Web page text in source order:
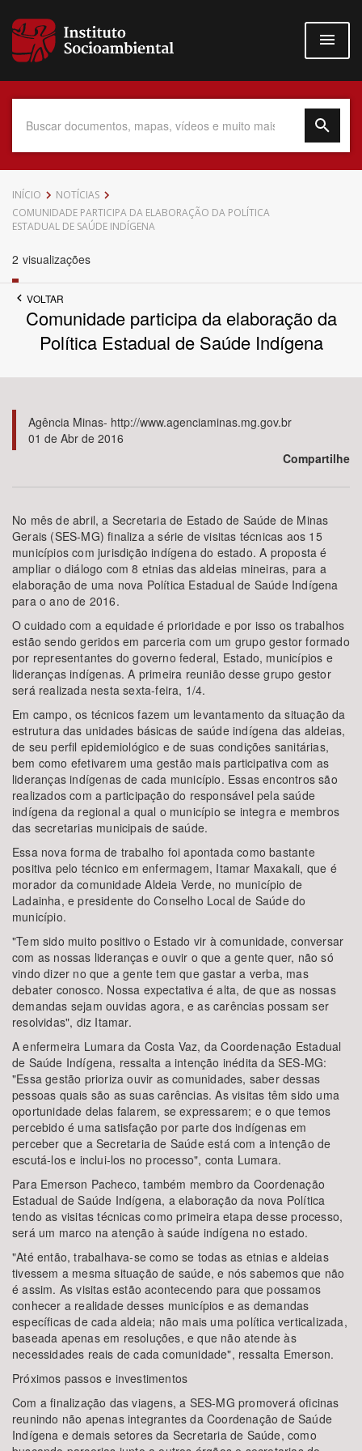
para
conteúdo
Data do Documento
Tema
Subtema
Área de Levantamento
Área Protegida
BUSCAR
INÍCIO
NOTÍCIAS
COMUNIDADE PARTICIPA DA ELABORAÇÃO DA POLÍTICA
ESTADUAL DE SAÚDE INDÍGENA
2 visualizações
VOLTAR
Comunidade participa da elaboração da
Política Estadual de Saúde Indígena
Agência Minas- http://www.agenciaminas.mg.gov.br
01 de Abr de 2016
Compartilhe
No mês de abril, a Secretaria de Estado de Saúde de Minas
Gerais (SES-MG) finaliza a série de visitas técnicas aos 15
municípios com jurisdição indígena do estado. A proposta é
ampliar o diálogo com 8 etnias das aldeias mineiras, para a
elaboração de uma nova Política Estadual de Saúde Indígena
para o ano de 2016.
O cuidado com a equidade é prioridade e por isso os trabalhos
estão sendo geridos em parceria com um grupo gestor formado
por representantes do governo federal, Estado, municípios e
lideranças indígenas. A primeira reunião desse grupo gestor
será realizada nesta sexta-feira, 1/4.
Em campo, os técnicos fazem um levantamento da situação da
estrutura das unidades básicas de saúde indígena das aldeias,
de seu perfil epidemiológico e de suas condições sanitárias,
bem como efetivarem uma gestão mais participativa com as
lideranças indígenas de cada município. Essas encontros são
realizados com a participação do responsável pela saúde
indígena da regional a qual o município se integra e membros
das secretarias municipais de saúde.
Essa nova forma de trabalho foi apontada como bastante
positiva pelo técnico em enfermagem, Itamar Maxakali, que é
morador da comunidade Aldeia Verde, no município de
Ladainha, e presidente do Conselho Local de Saúde do
município.
"Tem sido muito positivo o Estado vir à comunidade, conversar
com as nossas lideranças e ouvir o que a gente quer, não só
vindo dizer no que a gente tem que gastar a verba, mas
debater conosco. Nossa expectativa é alta, de que as nossas
demandas sejam ouvidas agora, e as carências possam ser
resolvidas", diz Itamar.
A enfermeira Lumara da Costa Vaz, da Coordenação Estadual
de Saúde Indígena, ressalta a intenção inédita da SES-MG:
"Essa gestão prioriza ouvir as comunidades, saber dessas
pessoas quais são as suas carências. As visitas têm sido uma
oportunidade delas falarem, se expressarem; e o que temos
percebido é uma satisfação por parte dos indígenas em
perceber que a Secretaria de Saúde está com a intenção de
escutá-los e inclui-los no processo", conta Lumara.
Para Emerson Pacheco, também membro da Coordenação
Estadual de Saúde Indígena, a elaboração da nova Política
tendo as visitas técnicas como primeira etapa desse processo,
será um marco na atenção à saúde indígena no estado.
"Até então, trabalhava-se como se todas as etnias e aldeias
tivessem a mesma situação de saúde, e nós sabemos que não
é assim. As visitas estão acontecendo para que possamos
conhecer a realidade desses municípios e as demandas
específicas de cada aldeia; não mais uma política verticalizada,
baseada apenas em resoluções, e que não atende às
necessidades reais de cada comunidade", ressalta Emerson.
Próximos passos e investimentos
Com a finalização das viagens, a SES-MG promoverá oficinas
reunindo não apenas integrantes da Coordenação de Saúde
Indígena e demais setores da Secretaria de Saúde, como